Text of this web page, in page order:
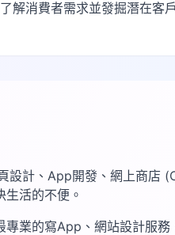
解消費者需求並發掘潛在客
設計、App開發、網上商店
活的不便。
業的寫App、網站設計服